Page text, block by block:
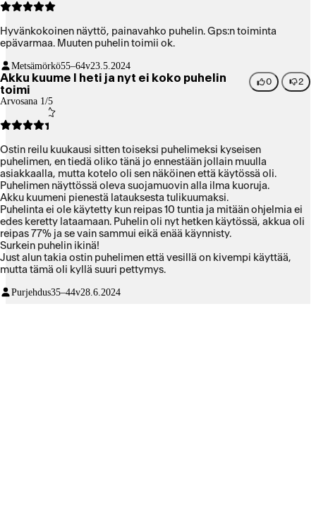
Hyvänkokoinen näyttö, painavahko puhelin. Gps:n toiminta
epävarmaa. Muuten puhelin toimii ok.
Metsämörkö55–64v23.5.2024
Akku kuume I heti ja nyt ei koko puhelin
toimi
Arvosana 1/5
0 2
Ostin reilu kuukausi sitten toiseksi puhelimeksi kyseisen
puhelimen, en tiedä oliko tänä jo ennestään jollain muulla
asiakkaalla, mutta kotelo oli sen näköinen että käytössä oli.
Puhelimen näyttössä oleva suojamuovin alla ilma kuoruja.
Akku kuumeni pienestä latauksesta tulikuumaksi.
Puhelinta ei ole käytetty kun reipas 10 tuntia ja mitään ohjelmia ei
edes keretty lataamaan. Puhelin oli nyt hetken käytössä, akkua oli
reipas 77% ja se vain sammui eikä enää käynnisty.
Surkein puhelin ikinä!
Just alun takia ostin puhelimen että vesillä on kivempi käyttää,
mutta tämä oli kyllä suuri pettymys.
Purjehdus35–44v28.6.2024